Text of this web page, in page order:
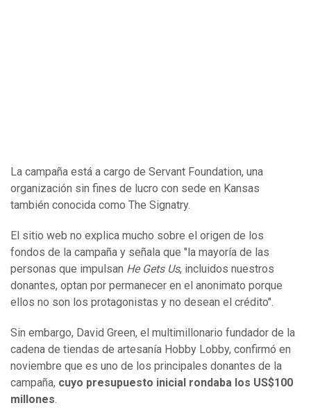
La campaña está a cargo de Servant Foundation, una
organización sin fines de lucro con sede en Kansas
también conocida como The Signatry.
El sitio web no explica mucho sobre el origen de los
fondos de la campaña y señala que "la mayoría de las
personas que impulsan He Gets Us, incluidos nuestros
donantes, optan por permanecer en el anonimato porque
ellos no son los protagonistas y no desean el crédito".
Sin embargo, David Green, el multimillonario fundador de la
cadena de tiendas de artesanía Hobby Lobby, confirmó en
noviembre que es uno de los principales donantes de la
campaña, cuyo presupuesto inicial rondaba los US$100
millones.